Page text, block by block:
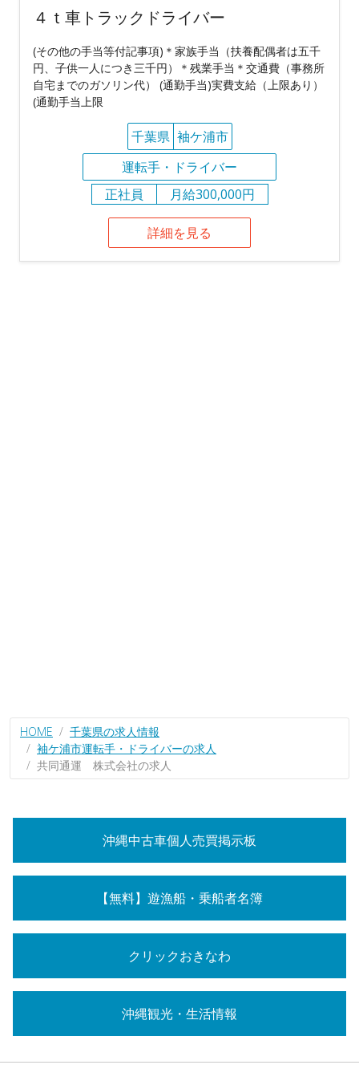
４ｔ車トラックドライバー
(その他の手当等付記事項)＊家族手当（扶養配偶者は五千
円、子供一人につき三千円）＊残業手当＊交通費（事務所
自宅までのガソリン代） (通勤手当)実費支給（上限あり）
(通勤手当上限
千葉県 袖ケ浦市
運転手・ドライバー
正社員
月給300,000円
詳細を見る
HOME
千葉県の求人情報
袖ケ浦市運転手・ドライバーの求人
共同通運 株式会社の求人
沖縄中古車個人売買掲示板
【無料】遊漁船・乗船者名簿
クリックおきなわ
沖縄観光・生活情報